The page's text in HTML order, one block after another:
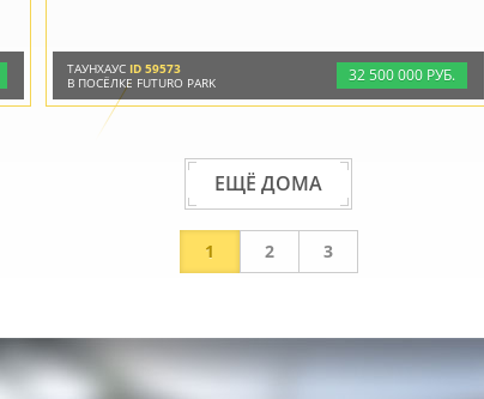
32 500000 РУБ.
ТАУНХАУС ID 59573
В ПОСЁЛКЕ FUTURO PARK
ЕЩЁ ДОМА
1 2 3